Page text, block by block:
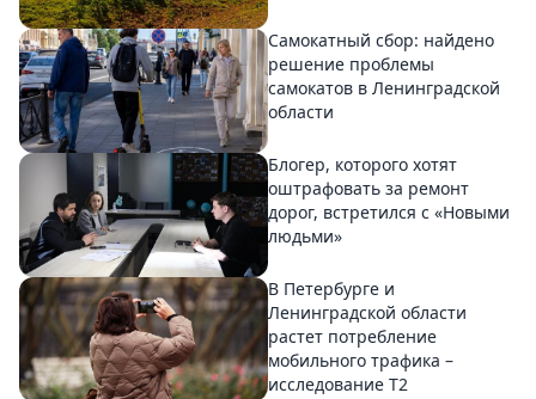
Самокатный сбор: найдено
решение проблемы
самокатов в Ленинградской
области
Блогер, которого хотят
оштрафовать за ремонт
дорог, встретился с «Новыми
людьми»
В Петербурге и
Ленинградской области
растет потребление
мобильного трафика –
исследование T2